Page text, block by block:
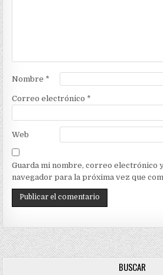
Nombre *
Correo electrónico *
Web
Guarda mi nombre, correo electrónico
navegador para la próxima vez que
BUSCAR